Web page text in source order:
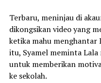
Terbaru, meninjau di
dikongsikan video yang
ketika mahu menghantar
itu, Syamel meminta Lala
untuk memberikan
ke sekolah.